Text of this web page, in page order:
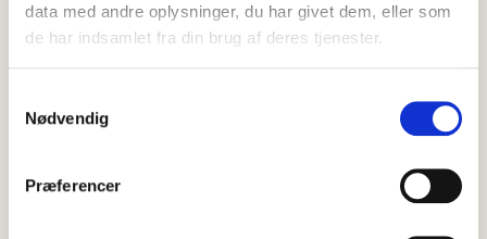
data med andre oplysninger, du har givet dem, eller som
de har indsamlet fra din brug af deres tjenester.
Nødvendig
Præferencer